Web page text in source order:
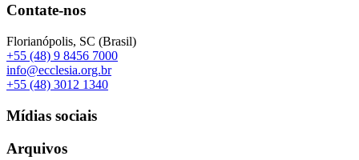
Contate-nos
Florianópolis, SC (Brasil)
+55 (48) 9 8456 7000
info@ecclesia.org.br
+55 (48) 3012 1340
Mídias sociais
Arquivos